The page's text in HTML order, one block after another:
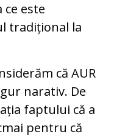
este
tradițional la
că AUR
narativ. De
faptului că a
pentru că